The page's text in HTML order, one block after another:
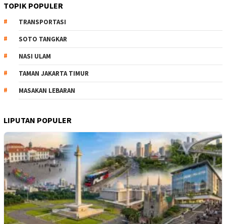
TOPIK POPULER
TRANSPORTASI
SOTO TANGKAR
NASI ULAM
TAMAN JAKARTA TIMUR
MASAKAN LEBARAN
LIPUTAN POPULER